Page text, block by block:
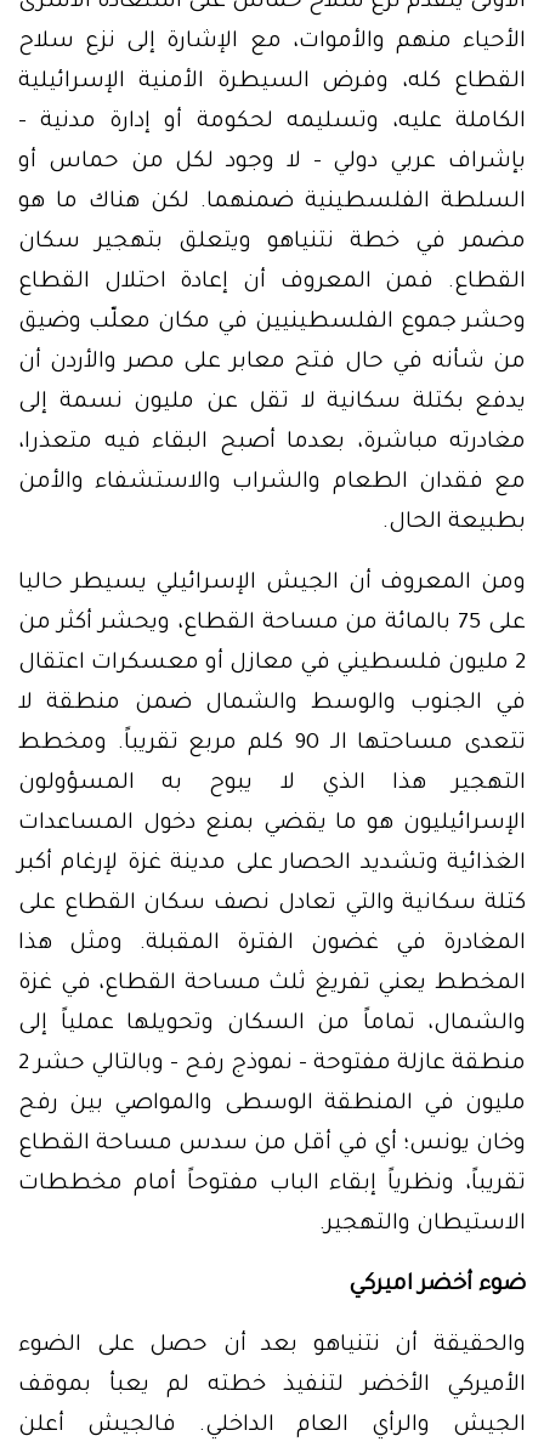
الأحياء منهم والأموات، مع الإشارة إلى نزع سلاح
القطاع كله، وفرض السيطرة الأمنية الإسرائيلية
الكاملة عليه، وتسليمه لحكومة أو إدارة مدنية –
بإشراف عربي دولي – لا وجود لكل من حماس أو
السلطة الفلسطينية ضمنهما. لكن هناك ما هو
مضمر في خطة نتنياهو ويتعلق بتهجير سكان
القطاع. فمن المعروف أن إعادة احتلال القطاع
وحشر جموع الفلسطينيين في مكان معلّب وضيق
من شأنه في حال فتح معابر على مصر والأردن أن
يدفع بكتلة سكانية لا تقل عن مليون نسمة إلى
مغادرته مباشرة، بعدما أصبح البقاء فيه متعذرا،
مع فقدان الطعام والشراب والاستشفاء والأمن
بطبيعة الحال.
ومن المعروف أن الجيش الإسرائيلي يسيطر حاليا
على 75 بالمائة من مساحة القطاع، ويحشر أكثر من
2 مليون فلسطيني في معازل أو معسكرات اعتقال
في الجنوب والوسط والشمال ضمن منطقة لا
تتعدى مساحتها الـ 90 كلم مربع تقريباً. ومخطط
التهجير هذا الذي لا يبوح به المسؤولون
الإسرائيليون هو ما يقضي بمنع دخول المساعدات
الغذائية وتشديد الحصار على مدينة غزة لإرغام أكبر
كتلة سكانية والتي تعادل نصف سكان القطاع على
المغادرة في غضون الفترة المقبلة. ومثل هذا
المخطط يعني تفريغ ثلث مساحة القطاع، في غزة
والشمال، تماماً من السكان وتحويلها عملياً إلى
منطقة عازلة مفتوحة – نموذج رفح – وبالتالي حشر 2
مليون في المنطقة الوسطى والمواصي بين رفح
وخان يونس؛ أي في أقل من سدس مساحة القطاع
تقريباً، ونظرياً إبقاء الباب مفتوحاً أمام مخططات
الاستيطان والتهجير.
ضوء أخضر اميركي
والحقيقة أن نتنياهو بعد أن حصل على الضوء
الأميركي الأخضر لتنفيذ خطته لم يعبأ بموقف
الجيش والرأي العام الداخلي. فالجيش أعلن